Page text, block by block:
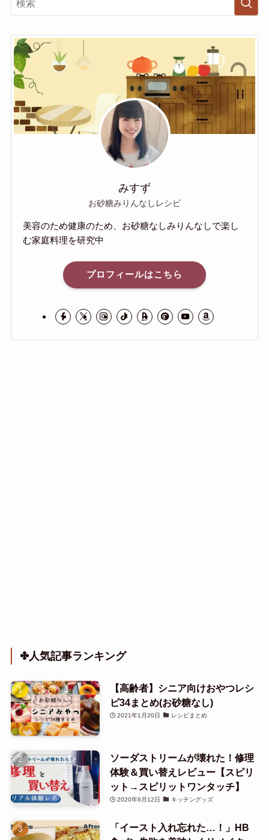
みすず
お砂糖みりんなしレシピ
美容のため健康のため、お砂糖なしみりんなしで楽し
む家庭料理を研究中
プロフィールはこちら
✤人気記事ランキング
【高齢者】シニア向けおやつレシ
ピ34まとめ(お砂糖なし)
2021年1月20日 レシピまとめ
ソーダストリームが壊れた！修理
体験＆買い替えレビュー【スピリ
ット→スピリットワンタッチ】
2020年6月12日 キッチングッズ
「イースト入れ忘れた…！」HB